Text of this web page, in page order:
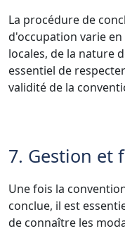
La procédure de
d'occupation varie
locales, de la nature
essentiel de
validité de la
7. Gestion et
Une fois la
conclue, il est
de connaître les